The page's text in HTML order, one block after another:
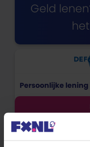
Geld
Persoonlijke lening